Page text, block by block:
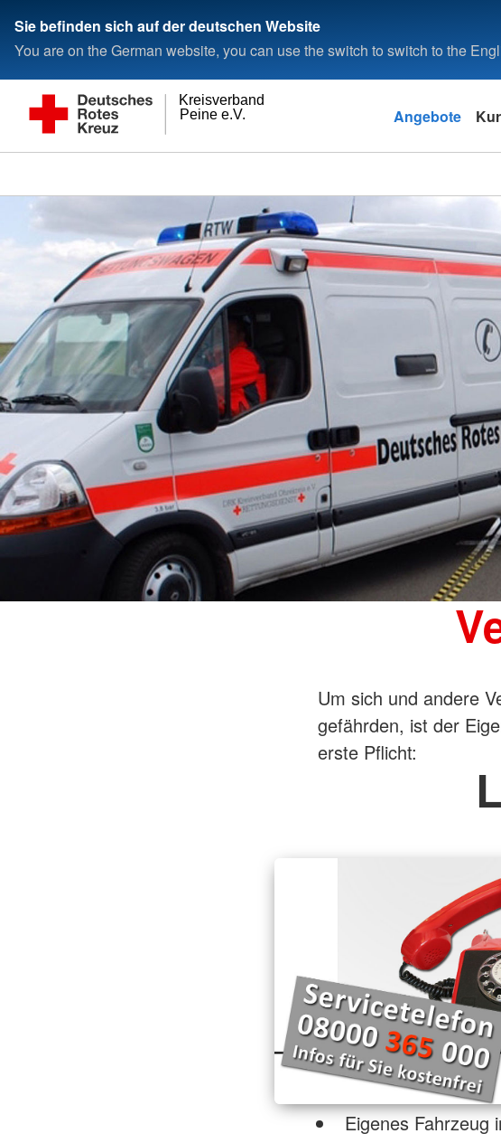
Sie befinden sich auf der deutschen Website
You are on the German website, you can use the switch to switch to the
Peine e.V.
Kreisverband
Angebote
Um sich und andere
gefährden, ist der
erste Pflicht:
Eigenes Fahrzeug